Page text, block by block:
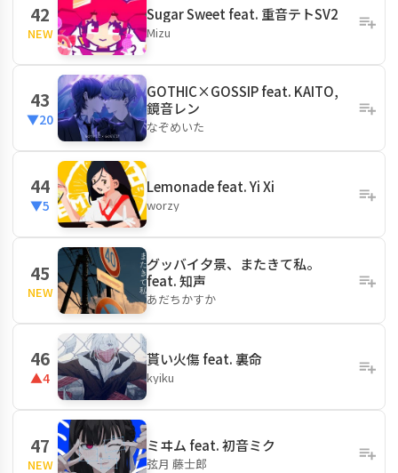
42
NEW
Sugar Sweet feat. 重音テトSV2
Mizu
43
▼20
GOTHIC×GOSSIP feat. KAITO,
鏡音レン
なぞめいた
44
▼5
Lemonade feat. Yi Xi
worzy
45
NEW
グッバイ夕景、またきて私。
feat. 知声
あだちかすか
46
▲4
貰い火傷 feat. 裏命
kyiku
47
NEW
ミヰム feat. 初音ミク
弦月 藤士郎